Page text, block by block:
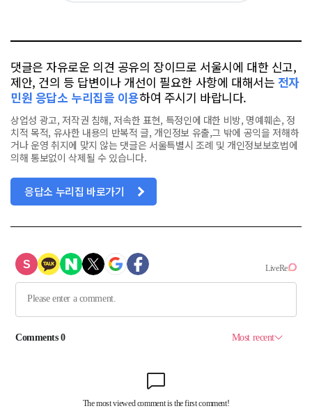
댓글은 자유로운 의견 공유의 장이므로 서울시에 대한 신고,
제안, 건의 등 답변이나 개선이 필요한 사항에 대해서는 전자
민원 응답소 누리집을 이용하여 주시기 바랍니다.
상업성 광고, 저작권 침해, 저속한 표현, 특정인에 대한 비방, 명예훼손, 정
치적 목적, 유사한 내용의 반복적 글, 개인정보 유출,그 밖에 공익을 저해하
거나 운영 취지에 맞지 않는 댓글은 서울특별시 조례 및 개인정보보호법에
의해 통보없이 삭제될 수 있습니다.
응답소 누리집 바로가기